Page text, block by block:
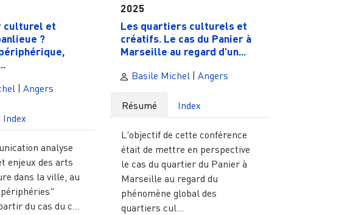
culturel et
?
| Angers
Index
analyse
enjeux des arts
dans la ville, au
du cas du c...
2025
Les quartiers culturels et
créatifs. Le cas du Panier à
Marseille au regard d’un...
Basile Michel| Angers
Résumé Index
L'objectif de cette conférence
était de mettre en perspective
le cas du quartier du Panier à
Marseille au regard du
phénomène global des
quartiers cul...